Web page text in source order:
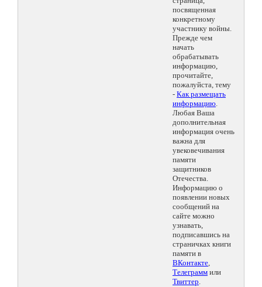
посвященная
конкретному
участнику войны.
Прежде чем
начать
обрабатывать
информацию,
прочитайте,
пожалуйста, тему
- Как размещать
информацию.
Любая Ваша
дополнительная
информация очень
важна для
увековечивания
памяти
защитников
Отечества.
Информацию о
появлении новых
сообщений на
сайте можно
узнавать,
подписавшись на
страничках книги
памяти в
ВКонтакте,
Телеграмм или
Твиттер.